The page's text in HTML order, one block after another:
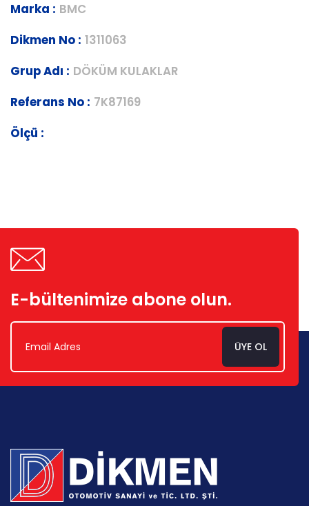
Marka : BMC
Dikmen No : 1311063
Grup Adı : DÖKÜM KULAKLAR
Referans No : 7K87169
Ölçü :
E-bültenimize abone olun.
ÜYE OL